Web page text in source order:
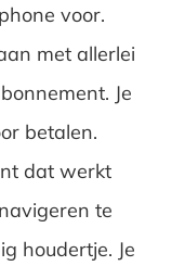
voor.
met allerlei
Je
betalen.
dat werkt
te
houdertje. Je